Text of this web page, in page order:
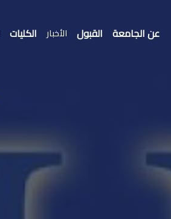
عن الجامعة القبول الأخبار الكليات